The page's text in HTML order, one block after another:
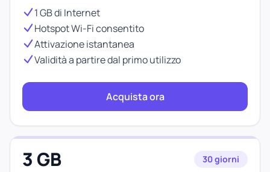
1 GB di Internet
Hotspot Wi-Fi consentito
Attivazione istantanea
Validità a partire dal primo utilizzo
Acquista ora
3 GB 30 giorni